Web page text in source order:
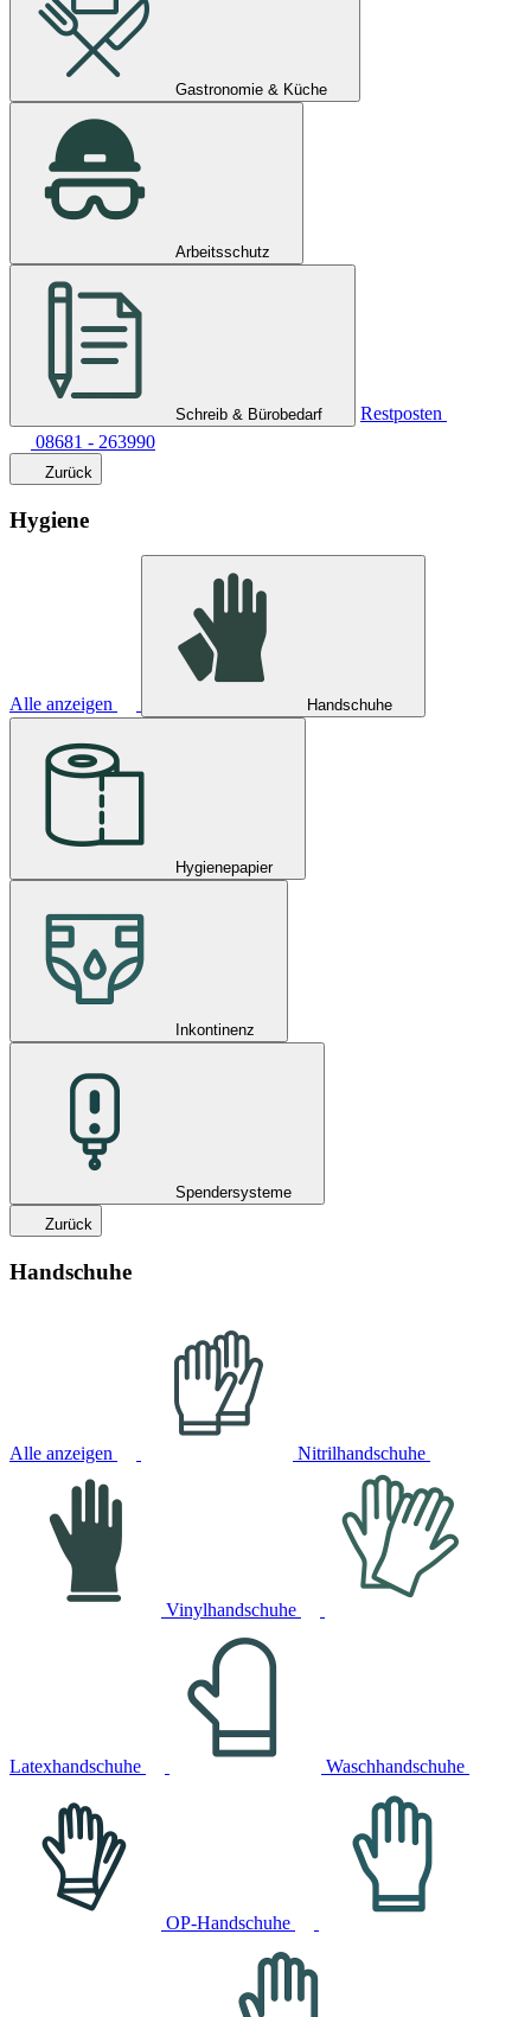
Gastronomie & Küche
Arbeitsschutz
Schreib & Bürobedarf
Restposten
08681 - 263990
Zurück
Hygiene
Alle anzeigen Handschuhe
Hygienepapier
Inkontinenz
Spendersysteme
Zurück
Handschuhe
Alle anzeigen Nitrilhandschuhe
Vinylhandschuhe
Latexhandschuhe Waschhandschuhe
OP-Handschuhe